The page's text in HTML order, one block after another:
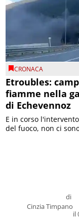
CRONACA
Etroubles:
fiamme nella
di Echevennoz
di
Cinzia Timpano
il
E in corso
del fuoco, non ci